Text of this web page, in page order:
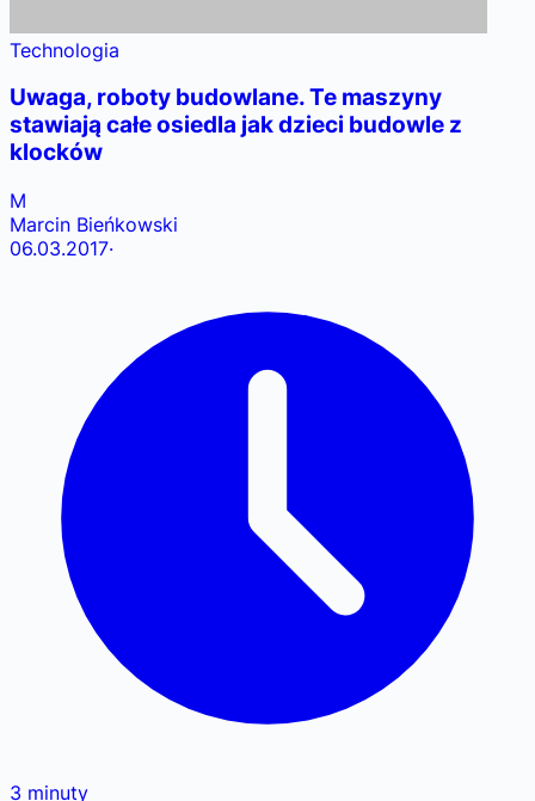
Technologia
Uwaga, roboty budowlane. Te maszyny
stawiają całe osiedla jak dzieci budowle z
klocków
M
Marcin Bieńkowski
06.03.2017·
3 minuty